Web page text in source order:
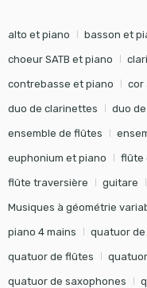
alto et piano basson et
choeur SATB et piano
contrebasse et piano cor
duo de clarinettes duo
ensemble de flûtes
euphonium et piano flûte
flûte traversière guitare
Musiques à géométrie
piano 4 mains quatuor
quatuor de flûtes
quatuor de saxophones